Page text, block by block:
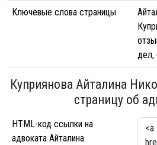
Ключевые слова страницы
дел,
Куприянова Айталина
страницу об
HTML-код ссылки на
адвоката Айталина